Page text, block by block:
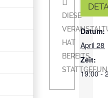
DIESE
HAT
BEREITS
Datum:
April 28
Zeit:
19:00 -